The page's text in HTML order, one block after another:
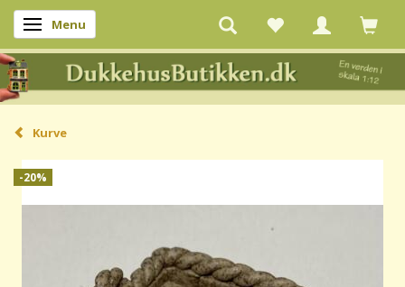
Skifte navigation
Menu
Kurve
-20%